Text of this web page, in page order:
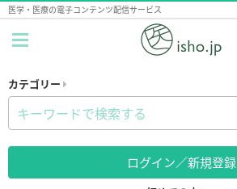
医学・医療の電子コンテンツ配信サービス
カテゴリー
ログイン／新規登録